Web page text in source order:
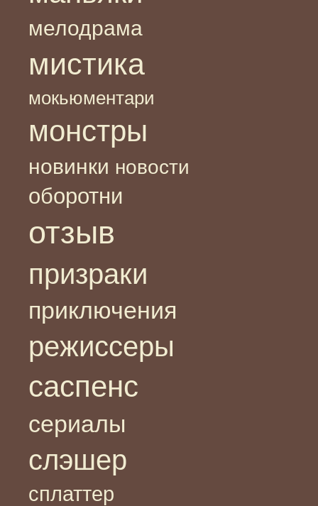
мелодрама
мистика
мокьюментари
монстры
новинки новости
оборотни
отзыв
призраки
приключения
режиссеры
саспенс
сериалы
слэшер
сплаттер